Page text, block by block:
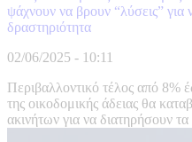
ψάχνουν να βρουν “λύσεις” για
δραστηριότητα
02/06/2025 - 10:11
Περιβαλλοντικό τέλος από 8%
της οικοδομικής άδειας θα
ακινήτων για να διατηρήσουν